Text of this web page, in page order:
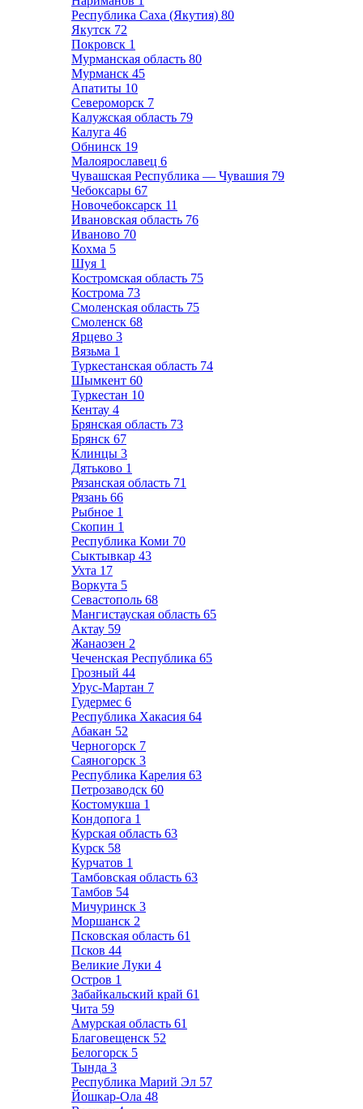
Республика Саха (Якутия) 80
Якутск 72
Покровск 1
Мурманская область 80
Мурманск 45
Апатиты 10
Североморск 7
Калужская область 79
Калуга 46
Обнинск 19
Малоярославец 6
Чувашская Республика — Чувашия 79
Чебоксары 67
Новочебоксарск 11
Ивановская область 76
Иваново 70
Кохма 5
Шуя 1
Костромская область 75
Кострома 73
Смоленская область 75
Смоленск 68
Ярцево 3
Вязьма 1
Туркестанская область 74
Шымкент 60
Туркестан 10
Кентау 4
Брянская область 73
Брянск 67
Клинцы 3
Дятьково 1
Рязанская область 71
Рязань 66
Рыбное 1
Скопин 1
Республика Коми 70
Сыктывкар 43
Ухта 17
Воркута 5
Севастополь 68
Мангистауская область 65
Актау 59
Жанаозен 2
Чеченская Республика 65
Грозный 44
Урус-Мартан 7
Гудермес 6
Республика Хакасия 64
Абакан 52
Черногорск 7
Саяногорск 3
Республика Карелия 63
Петрозаводск 60
Костомукша 1
Кондопога 1
Курская область 63
Курск 58
Курчатов 1
Тамбовская область 63
Тамбов 54
Мичуринск 3
Моршанск 2
Псковская область 61
Псков 44
Великие Луки 4
Остров 1
Забайкальский край 61
Чита 59
Амурская область 61
Благовещенск 52
Белогорск 5
Тында 3
Республика Марий Эл 57
Йошкар-Ола 48